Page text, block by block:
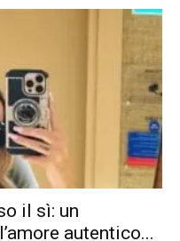
il sì: un
autentico...